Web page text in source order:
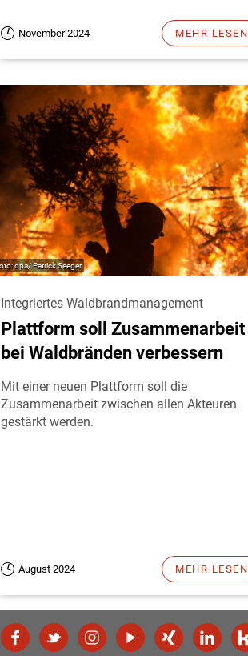
November 2024 MEHR LESEN
dpa/ Patrick Seeger
Integriertes Waldbrandmanagement
Plattform soll Zusammenarbeit
bei Waldbränden verbessern
Mit einer neuen Plattform soll die
Zusammenarbeit zwischen allen Akteuren
gestärkt werden.
August 2024 MEHR LESEN